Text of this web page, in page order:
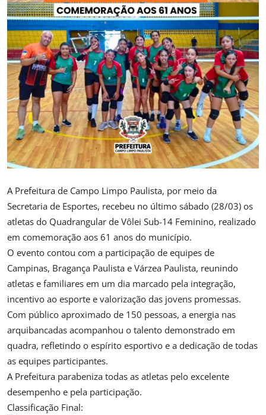
A Prefeitura de Campo Limpo Paulista, por meio da
Secretaria de Esportes, recebeu no último sábado (28/03) os
atletas do Quadrangular de Vôlei Sub-14 Feminino, realizado
em comemoração aos 61 anos do município.
O evento contou com a participação de equipes de
Campinas, Bragança Paulista e Várzea Paulista, reunindo
atletas e familiares em um dia marcado pela integração,
incentivo ao esporte e valorização das jovens promessas.
Com público aproximado de 150 pessoas, a energia nas
arquibancadas acompanhou o talento demonstrado em
quadra, refletindo o espírito esportivo e a dedicação de todas
as equipes participantes.
A Prefeitura parabeniza todas as atletas pelo excelente
desempenho e pela participação.
Classificação Final: